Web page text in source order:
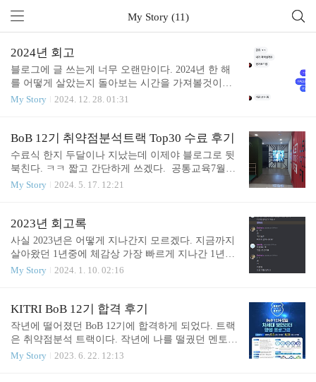
My Story (11)
2024년 회고
블로그에 글 쓰는게 너무 오랜만이다. 2024년 한 해
를 어떻게 살았는지 돌아보는 시간을 가져볼것이다.
1월 ~ 3월비오비 경연단계였다. 프로젝트가 끝나고 2
부족한 시간이었다. 게다가 경연단계 과제도 트랙교
육과는 다르게 개빡세게 나와서 프로젝트 이상으로
시간을 때려박아야 Best 10을 노려볼 수 있었다. 이미
반까지는 어찌저찌 비비다가 멘탈 나가서 그냥 다 던
기고 유튜브보고 그냥 백수 히키코모리처럼 생활하
다가 수업때만 센터 가고 그랬다. 자존감 멘탈 이미
다 개박살나서 바닥을 치고 있었고 누워서 폰만 보니
까 우울감까..
My Story 2024. 12. 28. 01:31
BoB 12기 취약점분석트랙 Top30 수료 후기
수료식 한지 두달이나 지났는데 이제야 블로그로 뒷
북친다. ㅋㅋ 짧고 간단하게 쓰겠다. 공통교육7월에
교육이 시작되면 가장먼저 하는 교육이다. 일단 밥
먹고 그랬다. 이때가 가장 재밌었던것 같다. 교육 내
용은 모든 트랙의 내용들을 맛보기로 넓고 얕게 체험
하는 느낌이었다. 그래도 과제는 은근 많았다. 이때
기 이상 기수들에겐 공통교육때 다른 사람들과 친해
은 친목의 흔적들이다. 트랙교육공통교육이 끝나면
시작되는 본격적인 트랙 심화 교육이다. 이때부터 본
격적인 비오비 시작이라고 보면 된다. 트랙교육부터
슬슬 사..
My Story 2024. 5. 17. 12:21
2023년 회고록
사실 2023년은 어떻게 지나간지 모르겠다. 지금까지
살아왔던 1년중에 체감상 가장 빠르게 지나간 1년이
아닐까 싶다. 분명히 무언갈 많이 했고 성과도 가장
없고 아무것도 안했는데 갑자기 1년이 지나간 느낌
이 든다. 1월 ~ 7월 왠지는 모르겠지만 2023년도 초창
기 기억이 없다. 갤러리를 뒤져보니까 1월달에 클라
봐선 1월에 클라이밍을 처음 해봤었던것 같다. 그리
My Story 2024. 1. 10. 02:16
KITRI BoB 12기 합격 후기
작년에 떨어졌던 BoB 12기에 합격하게 되었다. 트랙
은 취약점분석 트랙이다. 작년에 나를 떨궜던 멘토님
이 이번에도 면접관으로 계셔서 이번에는 어떻게 될
My Story 2023. 6. 22. 12:13